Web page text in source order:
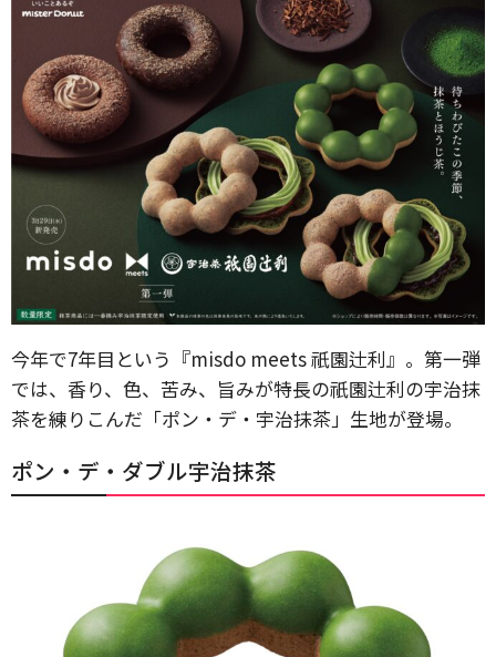
今年で7年目という『misdo meets 祇園辻利』。第一弾
では、香り、色、苦み、旨みが特長の祇園辻利の宇治抹
茶を練りこんだ「ポン・デ・宇治抹茶」生地が登場。
ポン・デ・ダブル宇治抹茶